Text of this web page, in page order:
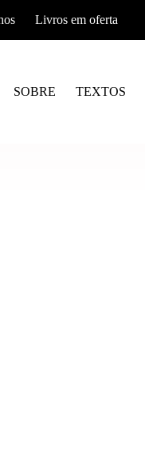
Livros em oferta
SOBRE TEXTOS